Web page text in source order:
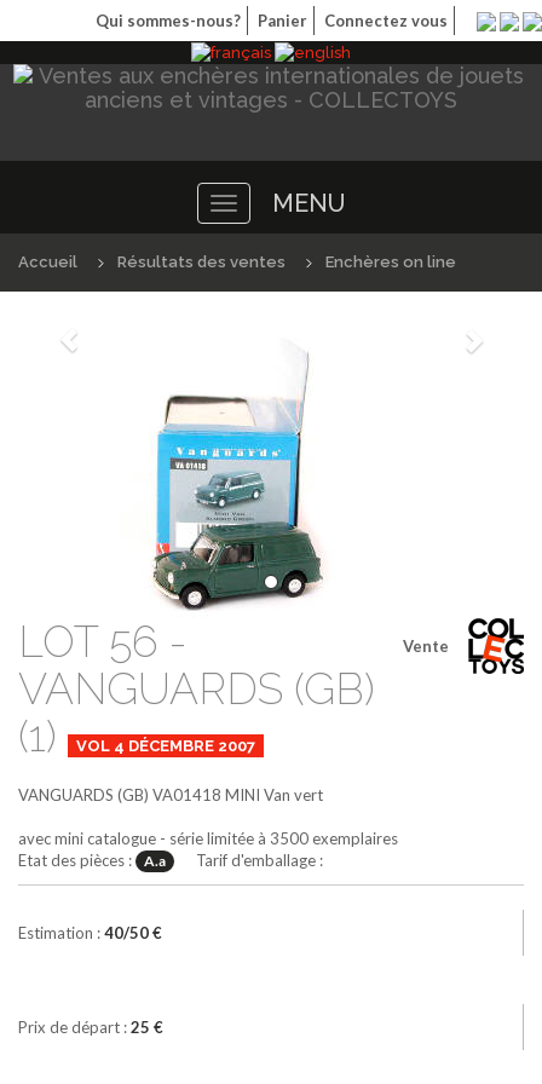
Qui sommes-nous? Panier Connectez vous
Toggle
navigation
MENU
Accueil Résultats des ventes Enchères on line
Précédént
Vente
LOT 56 -
VANGUARDS (GB)
(1)
VOL 4 DÉCEMBRE 2007
VANGUARDS (GB) VA01418 MINI Van vert
avec mini catalogue - série limitée à 3500 exemplaires
Etat des pièces :
A.a Tarif d'emballage :
Estimation :40/50 €
Prix de départ :25 €